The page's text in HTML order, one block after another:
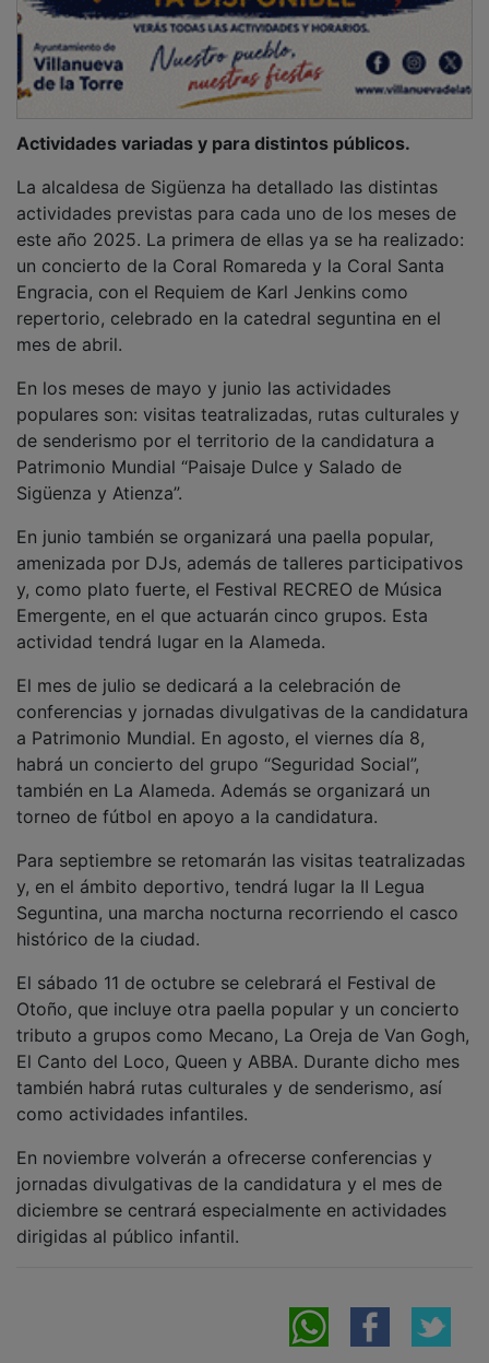
actividades previstas para cada uno de los meses de
este año 2025. La primera de ellas ya se ha realizado:
un concierto de la Coral Romareda y la Coral Santa
Engracia, con el Requiem de Karl Jenkins como
repertorio, celebrado en la catedral seguntina en el
mes de abril.
populares son: visitas teatralizadas, rutas culturales y
de senderismo por el territorio de la candidatura a
Patrimonio Mundial “Paisaje Dulce y Salado de
Sigüenza y Atienza”.
amenizada por DJs, además de talleres participativos
y, como plato fuerte, el Festival RECREO de Música
Emergente, en el que actuarán cinco grupos. Esta
actividad tendrá lugar en la Alameda.
conferencias y jornadas divulgativas de la candidatura
a Patrimonio Mundial. En agosto, el viernes día 8,
habrá un concierto del grupo “Seguridad Social”,
también en La Alameda. Además se organizará un
torneo de fútbol en apoyo a la candidatura.
y, en el ámbito deportivo, tendrá lugar la II Legua
Seguntina, una marcha nocturna recorriendo el casco
histórico de la ciudad.
Otoño, que incluye otra paella popular y un concierto
tributo a grupos como Mecano, La Oreja de Van Gogh,
El Canto del Loco, Queen y ABBA. Durante dicho mes
también habrá rutas culturales y de senderismo, así
como actividades infantiles.
jornadas divulgativas de la candidatura y el mes de
diciembre se centrará especialmente en actividades
dirigidas al público infantil.